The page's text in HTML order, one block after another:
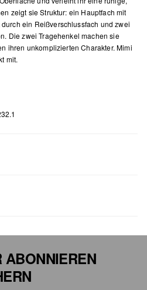
zeigt sie Struktur: ein Hauptfach mit
ein Reißverschlussfach und zwei
Die zwei Tragehenkel machen sie
ihren unkomplizierten Charakter. Mimi
mit.
ABONNIEREN